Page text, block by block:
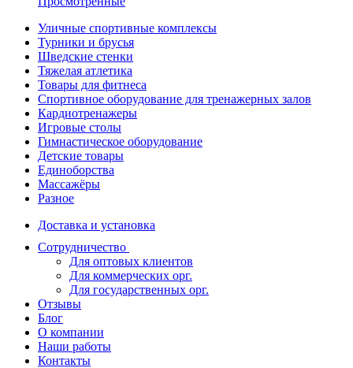
Уличные спортивные комплексы
Турники и брусья
Шведские стенки
Тяжелая атлетика
Товары для фитнеса
Спортивное оборудование для тренажерных залов
Кардиотренажеры
Игровые столы
Гимнастическое оборудование
Детские товары
Единоборства
Массажёры
Разное
Доставка и установка
Сотрудничество
Для оптовых клиентов
Для коммерческих орг.
Для государственных орг.
Отзывы
Блог
О компании
Наши работы
Контакты